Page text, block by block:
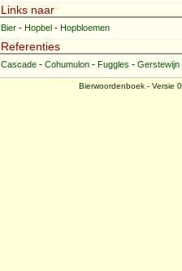
Links naar
Bier - Hopbel - Hopbloemen
Referenties
Cascade - Cohumulon - Fuggles - Gerstewijn
Bierwoordenboek - Versie